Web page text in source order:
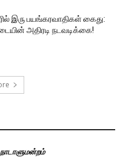
இரு பயங்கரவாதிகள் கைது:
அதிரடி நடவடிக்கை!